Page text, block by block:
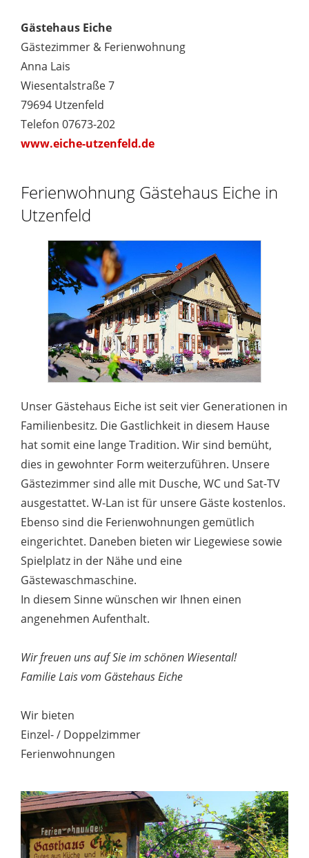
Gästehaus Eiche
Gästezimmer & Ferienwohnung
Anna Lais
Wiesentalstraße 7
79694 Utzenfeld
Telefon 07673-202
www.eiche-utzenfeld.de
Ferienwohnung Gästehaus Eiche in
Utzenfeld
Unser Gästehaus Eiche ist seit vier Generationen in
Familienbesitz. Die Gastlichkeit in diesem Hause
hat somit eine lange Tradition. Wir sind bemüht,
dies in gewohnter Form weiterzuführen. Unsere
Gästezimmer sind alle mit Dusche, WC und Sat-TV
ausgestattet. W-Lan ist für unsere Gäste kostenlos.
Ebenso sind die Ferienwohnungen gemütlich
eingerichtet. Daneben bieten wir Liegewiese sowie
Spielplatz in der Nähe und eine
Gästewaschmaschine.
In diesem Sinne wünschen wir Ihnen einen
angenehmen Aufenthalt.
Wir freuen uns auf Sie im schönen Wiesental!
Familie Lais vom Gästehaus Eiche
Wir bieten
Einzel- / Doppelzimmer
Ferienwohnungen